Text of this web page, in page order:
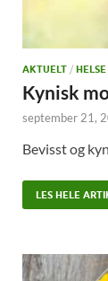
AKTUELT / HELSE
Kynisk
september 21,
Bevisst og
LES HELE